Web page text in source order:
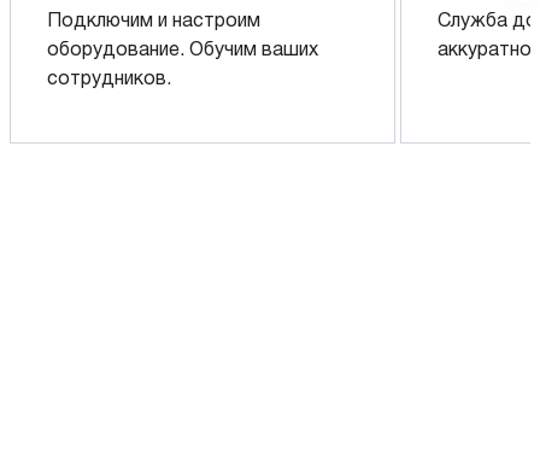
Подключим и настроим
оборудование. Обучим ваших
сотрудников.
Служба
аккуратно